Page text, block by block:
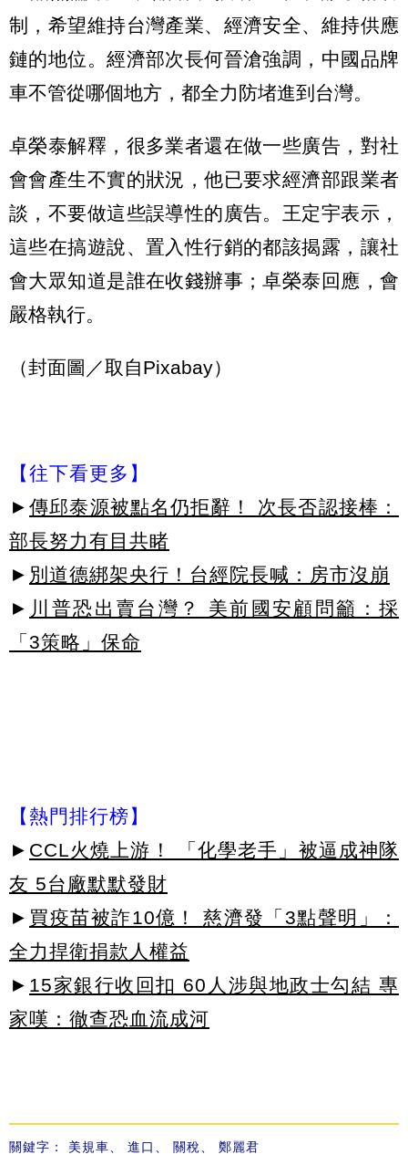
制，希望維持台灣產業、經濟安全、維持供應
鏈的地位。經濟部次長何晉滄強調，中國品牌
車不管從哪個地方，都全力防堵進到台灣。
卓榮泰解釋，很多業者還在做一些廣告，對社
會會產生不實的狀況，他已要求經濟部跟業者
談，不要做這些誤導性的廣告。王定宇表示，
這些在搞遊說、置入性行銷的都該揭露，讓社
會大眾知道是誰在收錢辦事；卓榮泰回應，會
嚴格執行。
（封面圖／取自Pixabay）
【往下看更多】
► 傳邱泰源被點名仍拒辭！ 次長否認接棒：
部長努力有目共睹
► 別道德綁架央行！台經院長喊：房市沒崩
► 川普恐出賣台灣？ 美前國安顧問籲：採
「3策略」保命
【熱門排行榜】
► CCL火燒上游！ 「化學老手」被逼成神隊
友 5台廠默默發財
► 買疫苗被詐10億！ 慈濟發「3點聲明」：
全力捍衛捐款人權益
► 15家銀行收回扣 60人涉與地政士勾結 專
家嘆：徹查恐血流成河
關鍵字： 美規車 進口 關稅 鄭麗君